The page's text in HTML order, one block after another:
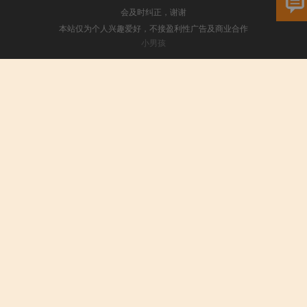
会及时纠正，谢谢
本站仅为个人兴趣爱好，不接盈利性广告及商业合作
小男孩